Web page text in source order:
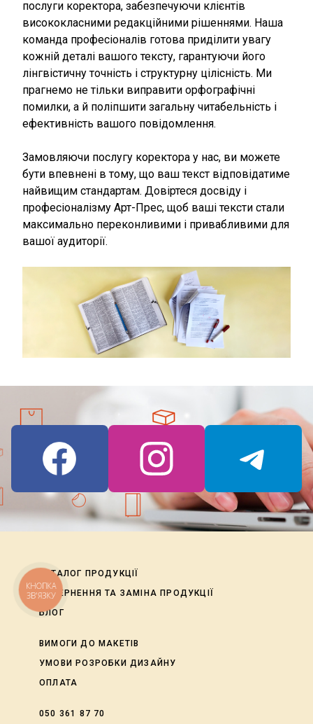
послуги коректора, забезпечуючи клієнтів
висококласними редакційними рішеннями. Наша
команда професіоналів готова приділити увагу
кожній деталі вашого тексту, гарантуючи його
лінгвістичну точність і структурну цілісність. Ми
прагнемо не тільки виправити орфографічні
помилки, а й поліпшити загальну читабельність і
ефективність вашого повідомлення.
Замовляючи послугу коректора у нас, ви можете
бути впевнені в тому, що ваш текст відповідатиме
найвищим стандартам. Довіртеся досвіду і
професіоналізму Арт-Прес, щоб ваші тексти стали
максимально переконливими і привабливими для
вашої аудиторії.
КАТАЛОГ ПРОДУКЦІЇ
ПОВЕРНЕННЯ ТА ЗАМІНА ПРОДУКЦІЇ
БЛОГ
ВИМОГИ ДО МАКЕТІВ
УМОВИ РОЗРОБКИ ДИЗАЙНУ
ОПЛАТА
050 361 87 70
КНОПКА
ЗВ'ЯЗКУ